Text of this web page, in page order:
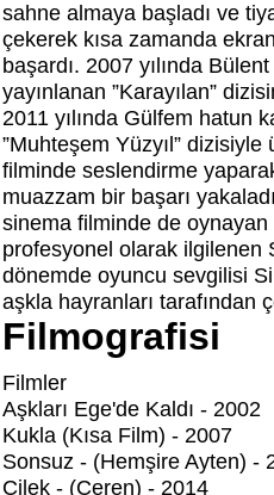
sahne almaya başladı ve
çekerek kısa zamanda
başardı. 2007 yılında
yayınlanan ”Karayılan”
2011 yılında Gülfem hatun
”Muhteşem Yüzyıl” dizisiyle
filminde seslendirme
muazzam bir başarı
sinema filminde de
profesyonel olarak ilgilenen
dönemde oyuncu sevgilisi
aşkla hayranları tarafından
Filmografisi
Filmler
Aşkları Ege'de Kaldı - 2002
Kukla (Kısa Film) - 2007
Sonsuz - (Hemşire Ayten) -
Çilek - (Ceren) - 2014